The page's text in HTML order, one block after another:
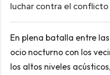
luchar contra el
En plena batalla entre
ocio nocturno con los
los altos niveles